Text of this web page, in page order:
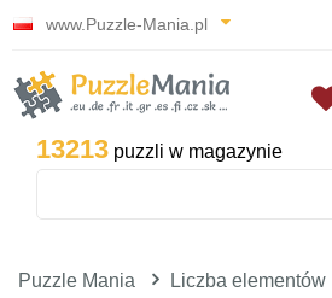
www.Puzzle-Mania.pl
13213 puzzli w magazynie
Puzzle Mania
Liczba elementów